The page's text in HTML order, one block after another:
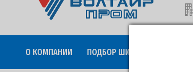
О КОМПАНИИ ПОДБОР ШИН